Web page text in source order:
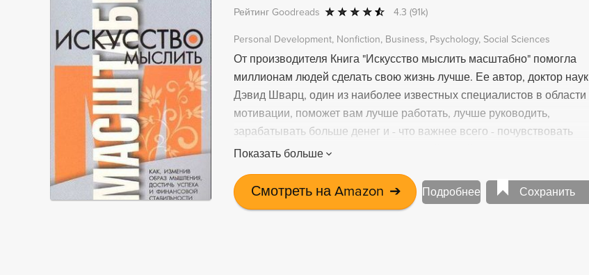
Рейтинг Goodreads 4.3 (91k)
Personal Development Nonfiction Business Psychology Social Sciences
От производителя Книга "Искусство мыслить масштабно" помогла
миллионам людей сделать свою жизнь лучше. Ее автор, доктор наук
Дэвид Шварц, один из наиболее известных специалистов в области
мотивации, поможет вам лучше работать, лучше руководить,
зарабатывать больше денег и - что важнее всего - почувствовать
себя счастливыми и обрести душевный покой. Автор дает не
которых вы сможете наладить свою трудовую деятельность, личные
отношения и общественную жизнь. Для достижения успеха вам не
Показать больше
Смотреть на Amazon ➔ Подробнее Сохранить